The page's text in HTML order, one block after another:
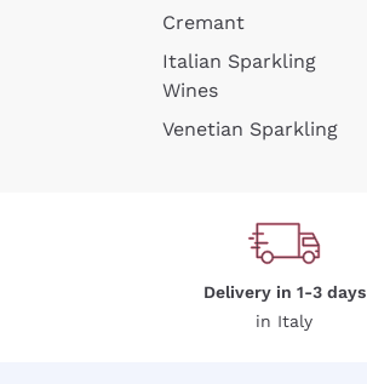
Cremant
Italian Sparkling
Wines
Venetian Sparkling
Delivery in 1-3 days
in Italy